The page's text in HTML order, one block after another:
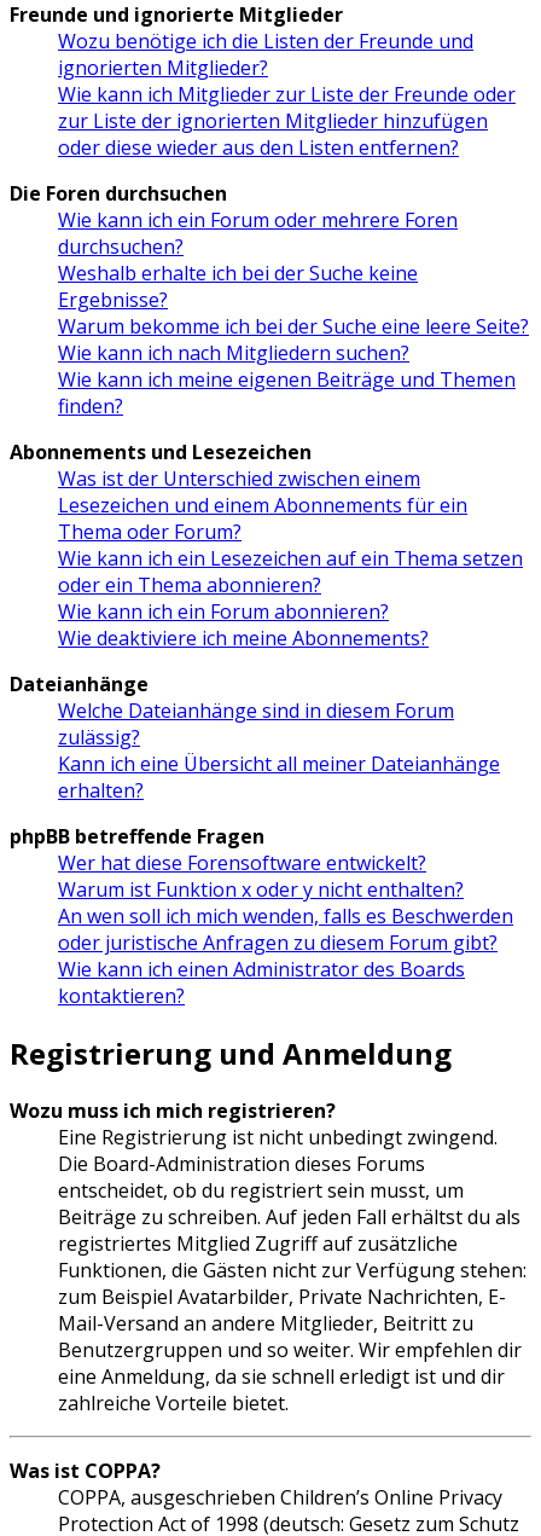
Freunde und ignorierte Mitglieder
Wozu benötige ich die Listen der Freunde und
ignorierten Mitglieder?
Wie kann ich Mitglieder zur Liste der Freunde oder
zur Liste der ignorierten Mitglieder hinzufügen
oder diese wieder aus den Listen entfernen?
Die Foren durchsuchen
Wie kann ich ein Forum oder mehrere Foren
durchsuchen?
Weshalb erhalte ich bei der Suche keine
Ergebnisse?
Warum bekomme ich bei der Suche eine leere Seite?
Wie kann ich nach Mitgliedern suchen?
Wie kann ich meine eigenen Beiträge und Themen
finden?
Abonnements und Lesezeichen
Was ist der Unterschied zwischen einem
Lesezeichen und einem Abonnements für ein
Thema oder Forum?
Wie kann ich ein Lesezeichen auf ein Thema setzen
oder ein Thema abonnieren?
Wie kann ich ein Forum abonnieren?
Wie deaktiviere ich meine Abonnements?
Dateianhänge
Welche Dateianhänge sind in diesem Forum
zulässig?
Kann ich eine Übersicht all meiner Dateianhänge
erhalten?
phpBB betreffende Fragen
Wer hat diese Forensoftware entwickelt?
Warum ist Funktion x oder y nicht enthalten?
An wen soll ich mich wenden, falls es Beschwerden
oder juristische Anfragen zu diesem Forum gibt?
Wie kann ich einen Administrator des Boards
kontaktieren?
Registrierung und Anmeldung
Wozu muss ich mich registrieren?
Eine Registrierung ist nicht unbedingt zwingend.
Die Board-Administration dieses Forums
entscheidet, ob du registriert sein musst, um
Beiträge zu schreiben. Auf jeden Fall erhältst du als
registriertes Mitglied Zugriff auf zusätzliche
Funktionen, die Gästen nicht zur Verfügung stehen:
zum Beispiel Avatarbilder, Private Nachrichten, E-
Mail-Versand an andere Mitglieder, Beitritt zu
Benutzergruppen und so weiter. Wir empfehlen dir
eine Anmeldung, da sie schnell erledigt ist und dir
zahlreiche Vorteile bietet.
Was ist COPPA?
COPPA, ausgeschrieben Children’s Online Privacy
Protection Act of 1998 (deutsch: Gesetz zum Schutz